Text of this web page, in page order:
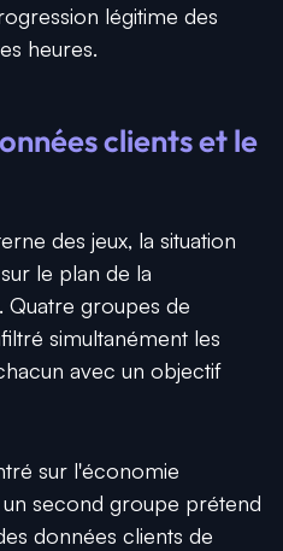
légitime des
heures.
clients et le
des jeux, la situation
le plan de la
Quatre groupes de
simultanément les
avec un objectif
sur l'économie
un second groupe prétend
données clients de